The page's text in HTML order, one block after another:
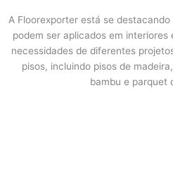
A Floorexporter está se
podem ser aplicados em
necessidades de diferentes
pisos, incluindo pisos de
bambu e parquet